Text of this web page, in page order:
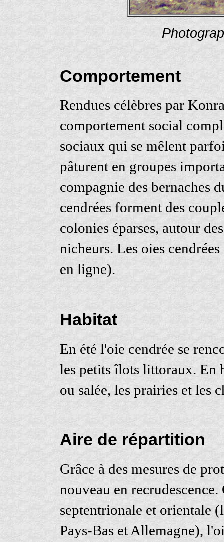
Comportement
Rendues célèbres par
comportement social
sociaux qui se mêlent
pâturent en groupes
compagnie des bernaches
cendrées forment des
colonies éparses, autour
nicheurs. Les oies
en ligne).
Habitat
En été l'oie cendrée se
les petits îlots littoraux. En
ou salée, les prairies et les
Aire de répartition
Grâce à des mesures de
nouveau en
septentrionale et orientale
Pays-Bas et Allemagne),